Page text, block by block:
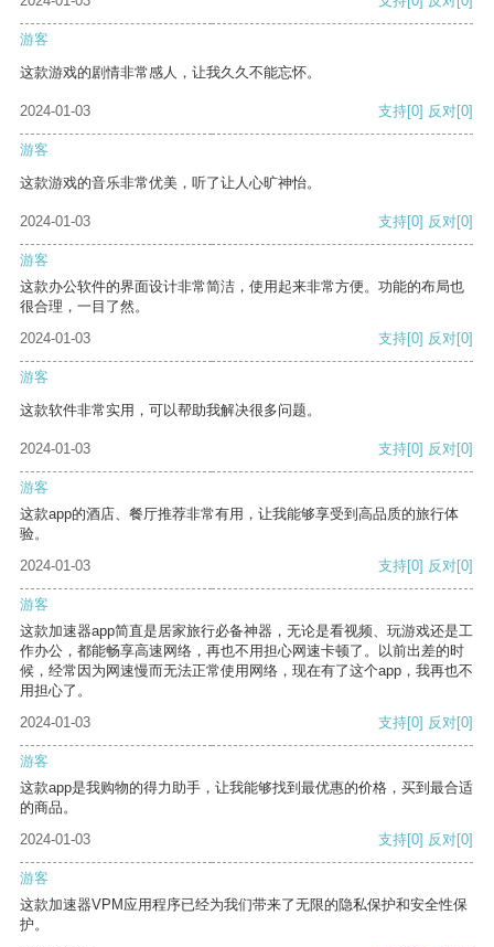
游客
这款游戏的剧情非常感人，让我久久不能忘怀。
2024-01-03 支持[0] 反对[0]
游客
这款游戏的音乐非常优美，听了让人心旷神怡。
2024-01-03 支持[0] 反对[0]
游客
这款办公软件的界面设计非常简洁，使用起来非常方便。功能的布局也
很合理，一目了然。
2024-01-03
支持[0] 反对[0]
游客
这款软件非常实用，可以帮助我解决很多问题。
2024-01-03 支持[0] 反对[0]
游客
这款app的酒店、餐厅推荐非常有用，让我能够享受到高品质的旅行体
验。
2024-01-03
支持[0] 反对[0]
游客
这款加速器app简直是居家旅行必备神器，无论是看视频、玩游戏还是工
作办公，都能畅享高速网络，再也不用担心网速卡顿了。以前出差的时
候，经常因为网速慢而无法正常使用网络，现在有了这个app，我再也不
用担心了。
2024-01-03
支持[0] 反对[0]
游客
这款app是我购物的得力助手，让我能够找到最优惠的价格，买到最合适
的商品。
2024-01-03
支持[0] 反对[0]
游客
这款加速器VPM应用程序已经为我们带来了无限的隐私保护和安全性保
护。